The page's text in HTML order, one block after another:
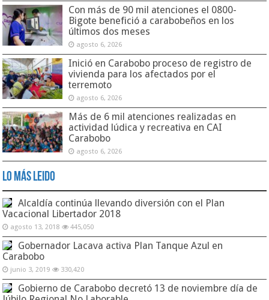
Con más de 90 mil atenciones el 0800-
Bigote benefició a carabobeños en los
últimos dos meses
agosto 6, 2026
Inició en Carabobo proceso de registro de
vivienda para los afectados por el
terremoto
agosto 6, 2026
Más de 6 mil atenciones realizadas en
actividad lúdica y recreativa en CAI
Carabobo
agosto 6, 2026
Lo Más Leido
Alcaldía continúa llevando diversión con el Plan
Vacacional Libertador 2018
agosto 13, 2018 445,050
Gobernador Lacava activa Plan Tanque Azul en
Carabobo
junio 3, 2019 330,420
Gobierno de Carabobo decretó 13 de noviembre día de